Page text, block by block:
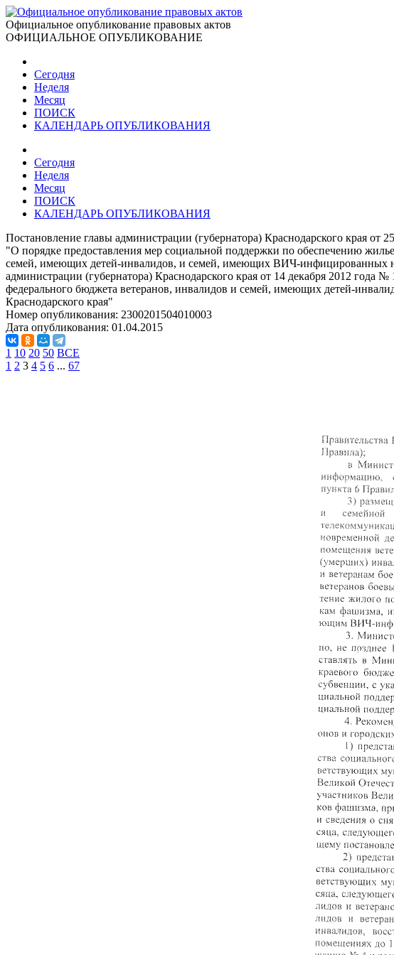
Официальное опубликование правовых актов
ОФИЦИАЛЬНОЕ ОПУБЛИКОВАНИЕ
Сегодня
Неделя
Месяц
ПОИСК
КАЛЕНДАРЬ ОПУБЛИКОВАНИЯ
Сегодня
Неделя
Месяц
ПОИСК
КАЛЕНДАРЬ ОПУБЛИКОВАНИЯ
Постановление главы администрации (губернатора) Краснодарского края от
"О порядке предоставления мер социальной поддержки по обеспечению
семей, имеющих детей-инвалидов, и семей, имеющих ВИЧ-инфицированных
администрации (губернатора) Краснодарского края от 14 декабря 2012
федерального бюджета ветеранов, инвалидов и семей, имеющих детей-
Краснодарского края"
Номер опубликования: 2300201504010003
Дата опубликования: 01.04.2015
1 10 20 50 ВСЕ
1 2 3 4 5 6 ... 67